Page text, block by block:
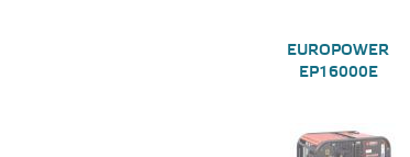
EUROPOWER
EP16000E